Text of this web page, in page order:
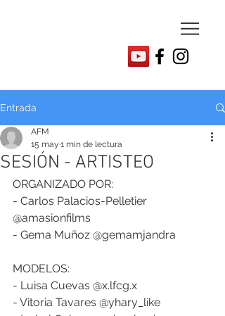
Entrada
SESIÓN - ARTISTEO
AFM
15 may 1 min de lectura
ORGANIZADO POR:
- Carlos Palacios-Pelletier
@amasionfilms
- Gema Muñoz @gemamjandra
MODELOS:
- Luisa Cuevas @x.lfcg.x
- Vitoria Tavares @yhary_like